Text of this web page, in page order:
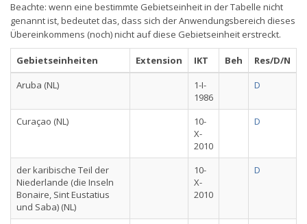
Beachte: wenn eine bestimmte Gebietseinheit in der Tabelle nicht
genannt ist, bedeutet das, dass sich der Anwendungsbereich dieses
Übereinkommens (noch) nicht auf diese Gebietseinheit erstreckt.
Gebietseinheiten Extension IKT Beh
Res/D/N
Aruba (NL)
1-I-
1986
D
Curaçao (NL)
10-
X-
2010
D
der karibische Teil der
Niederlande (die Inseln
Bonaire, Sint Eustatius
und Saba) (NL)
10-
X-
2010
D